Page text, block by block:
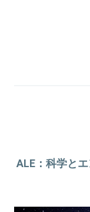
ALE：科学と